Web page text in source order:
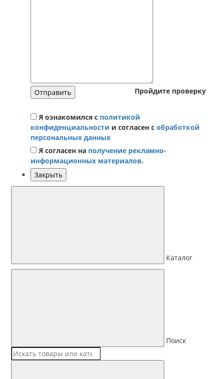
Пройдите проверку
Отправить
Я ознакомился с политикой
конфиденциальности и согласен с обработкой
персональных данных
Я согласен на получение рекламно-
информационных материалов.
Закрыть
Каталог
Поиск